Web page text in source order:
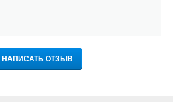
НАПИСАТЬ ОТЗЫВ